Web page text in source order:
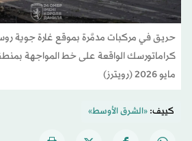
حريق في مركبات مدمَّرة بموقع غارة جوية
مايو 2026 (رويترز)
كييف:«الشرق الأوسط»